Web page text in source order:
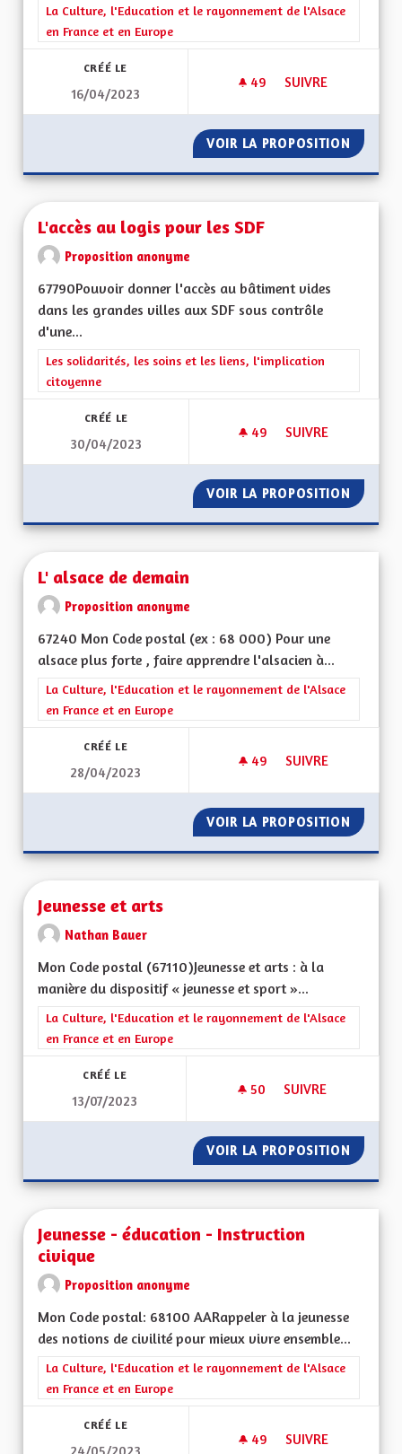
Filtrer les résultats de la catégorie : La Culture, l'Education et
La Culture, l'Education et le rayonnement de l'Alsace
en France et en Europe
CRÉÉ LE
16/04/2023
49 49 ABONNÉS
SUIVRE
VOIR LA PROPOSITION
L'accès au logis pour les SDF
Proposition anonyme
67790Pouvoir donner l'accès au bâtiment vides
dans les grandes villes aux SDF sous contrôle
d'une...
Filtrer les résultats de la catégorie : Les solidarités, les soins
Les solidarités, les soins et les liens, l'implication
citoyenne
CRÉÉ LE
30/04/2023
49 49 ABONNÉS
SUIVRE
VOIR LA PROPOSITION
L' alsace de demain
Proposition anonyme
67240 Mon Code postal (ex : 68 000) Pour une
alsace plus forte , faire apprendre l'alsacien à...
Filtrer les résultats de la catégorie : La Culture, l'Education et
La Culture, l'Education et le rayonnement de l'Alsace
en France et en Europe
CRÉÉ LE
28/04/2023
49 49 ABONNÉS
SUIVRE
VOIR LA PROPOSITION L'
Jeunesse et arts
Nathan Bauer
Mon Code postal (67110)Jeunesse et arts : à la
manière du dispositif « jeunesse et sport »...
Filtrer les résultats de la catégorie : La Culture, l'Education et
La Culture, l'Education et le rayonnement de l'Alsace
en France et en Europe
CRÉÉ LE
13/07/2023
50 50 ABONNÉS
SUIVRE
VOIR LA PROPOSITION
Jeunesse - éducation - Instruction
civique
Proposition anonyme
Mon Code postal: 68100 AARappeler à la jeunesse
des notions de civilité pour mieux vivre ensemble...
Filtrer les résultats de la catégorie : La Culture, l'Education et
La Culture, l'Education et le rayonnement de l'Alsace
en France et en Europe
CRÉÉ LE
49 49 ABONNÉS
SUIVRE